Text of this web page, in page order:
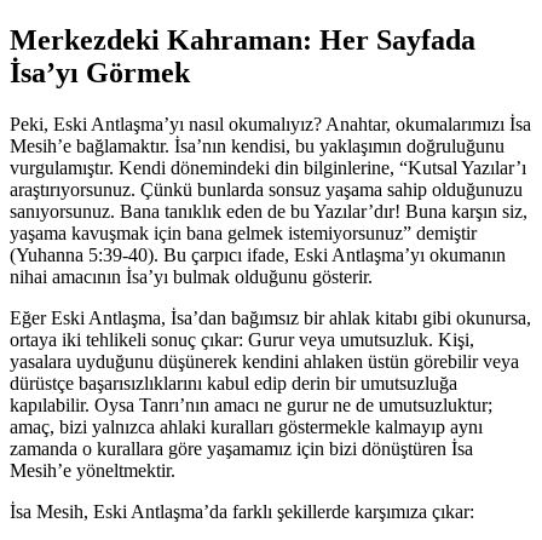
Merkezdeki Kahraman: Her Sayfada
İsa’yı Görmek
Peki, Eski Antlaşma’yı nasıl okumalıyız? Anahtar, okumalarımızı İsa
Mesih’e bağlamaktır. İsa’nın kendisi, bu yaklaşımın doğruluğunu
vurgulamıştır. Kendi dönemindeki din bilginlerine, “Kutsal Yazılar’ı
araştırıyorsunuz. Çünkü bunlarda sonsuz yaşama sahip olduğunuzu
sanıyorsunuz. Bana tanıklık eden de bu Yazılar’dır! Buna karşın siz,
yaşama kavuşmak için bana gelmek istemiyorsunuz” demiştir
(Yuhanna 5:39-40). Bu çarpıcı ifade, Eski Antlaşma’yı okumanın
nihai amacının İsa’yı bulmak olduğunu gösterir.
Eğer Eski Antlaşma, İsa’dan bağımsız bir ahlak kitabı gibi okunursa,
ortaya iki tehlikeli sonuç çıkar: Gurur veya umutsuzluk. Kişi,
yasalara uyduğunu düşünerek kendini ahlaken üstün görebilir veya
dürüstçe başarısızlıklarını kabul edip derin bir umutsuzluğa
kapılabilir. Oysa Tanrı’nın amacı ne gurur ne de umutsuzluktur;
amaç, bizi yalnızca ahlaki kuralları göstermekle kalmayıp aynı
zamanda o kurallara göre yaşamamız için bizi dönüştüren İsa
Mesih’e yöneltmektir.
İsa Mesih, Eski Antlaşma’da farklı şekillerde karşımıza çıkar: